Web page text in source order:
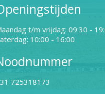
t/m vrijdag: 09:30 -
10:00 - 16:00
725318173